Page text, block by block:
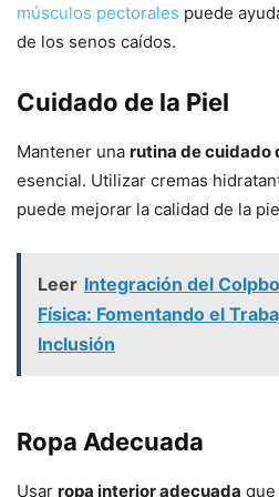
músculos pectorales puede
de los senos caídos.
Cuidado de la Piel
Mantener una rutina de cuidado
esencial. Utilizar cremas
puede mejorar la calidad de la
Leer Integración del
Física: Fomentando el
Inclusión
Ropa Adecuada
Usar ropa interior adecuada